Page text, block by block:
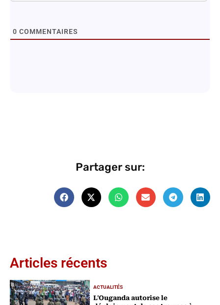
0 COMMENTAIRES
Partager sur:
Articles récents
ACTUALITÉS
L'Ouganda autorise le